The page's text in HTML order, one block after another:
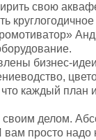
свою
бизнес-
что каждый план
своим делом.
просто надо